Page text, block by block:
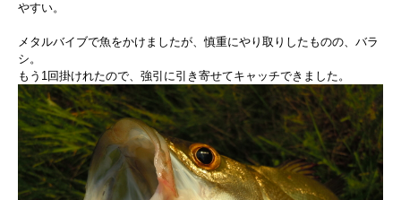
やすい。
メタルバイブで魚をかけましたが、慎重にやり取りしたものの、バラ
シ。
もう1回掛けれたので、強引に引き寄せてキャッチできました。